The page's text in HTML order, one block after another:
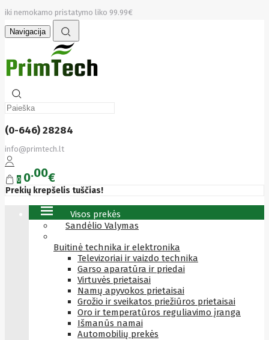
iki nemokamo pristatymo liko 99.99€
Navigacija
(0-646) 28284
info@primtech.lt
0 0 00€
Prekių krepšelis tuščias!
Visos prekės
Sandėlio Valymas
Buitinė technika ir elektronika
Televizoriai ir vaizdo technika
Garso aparatūra ir priedai
Virtuvės prietaisai
Namų apyvokos prietaisai
Grožio ir sveikatos priežiūros prietaisai
Oro ir temperatūros reguliavimo įranga
Išmanūs namai
Automobilių prekės